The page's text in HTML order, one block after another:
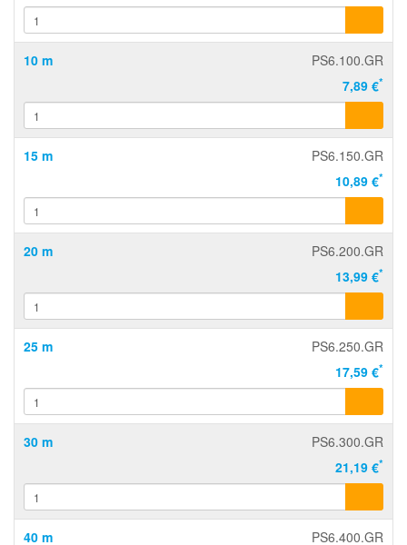
10 m
PS6.100.GR
7,89 €*
15 m
PS6.150.GR
10,89 €*
20 m
PS6.200.GR
13,99 €*
25 m
PS6.250.GR
17,59 €*
30 m
PS6.300.GR
21,19 €*
40 m
PS6.400.GR